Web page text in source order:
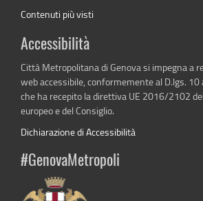
Contenuti più visti
Accessibilità
Città Metropolitana di Genova si impegna a
web accessibile, conformemente al D.lgs.
che ha recepito la direttiva UE 2016/2102
europeo e del Consiglio.
Dichiarazione di Accessibilità
#GenovaMetropoli